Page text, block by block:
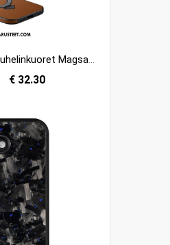
Case iPhone 17 Puhelinkuoret Magsafe-yhteensopiva Nahkakotelon Ja Jalustan Kanssa
€ 32.30